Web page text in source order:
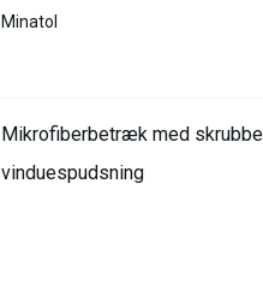
Minatol
Mikrofiberbetræk med
vinduespudsning